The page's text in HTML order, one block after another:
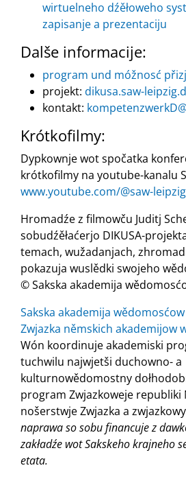
wirtuelneho dźěłoweho
zapisanje a prezentaciju
Dalše informacije:
program und móžnosć
projekt: dikusa.saw-
kontakt:
Krótkofilmy:
Dypkownje wot spočatka
krótkofilmy na youtube-kanalu
www.youtube.com/@saw-leipzig
Hromadźe z filmowču Juditj
sobudźěłaćerjo DIKUSA-
temach, wužadanjach,
pokazuja wuslědki swojeho
© Sakska akademija
Sakska akademija
Zwjazka němskich akademijow
Wón koordinuje akademiski
tuchwilu najwjetši duchowno- a
kulturnowědomostny
program Zwjazkoweje republiki
nošerstwje Zwjazka a
naprawa so sobu financuje z
zakładźe wot Sakskeho krajneho
etata.